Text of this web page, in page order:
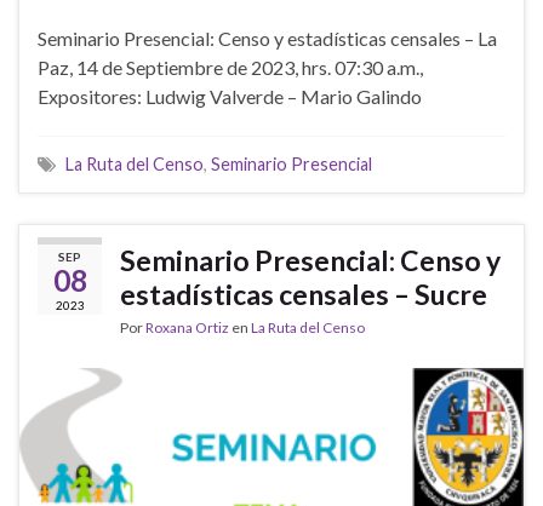
Seminario Presencial: Censo y estadísticas censales – La
Paz, 14 de Septiembre de 2023, hrs. 07:30 a.m.,
Expositores: Ludwig Valverde – Mario Galindo
La Ruta del Censo, Seminario Presencial
SEP
08
2023
Seminario Presencial: Censo y
estadísticas censales – Sucre
PorRoxana Ortiz en La Ruta del Censo